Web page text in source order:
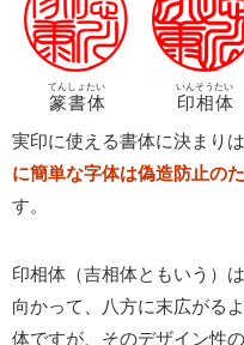
篆書体
てんしょたい
印相体
いんそうたい
実印に使える書体に決まり
に簡単な字体は偽造防止の
す。
印相体（吉相体ともいう）
向かって、八方に末広がる
体ですが、そのデザイン性